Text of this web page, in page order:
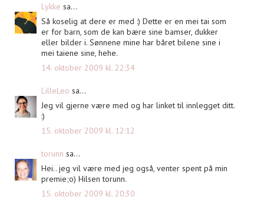
Lykke sa...
Så koselig at dere er med :) Dette er en mei tai som
er for barn, som de kan bære sine bamser, dukker
eller bilder i. Sønnene mine har båret bilene sine i
mei taiene sine, hehe.
14. oktober 2009 kl. 22:34
LilleLeo sa...
Jeg vil gjerne være med og har linket til innlegget ditt.
:)
15. oktober 2009 kl. 12:12
torunn sa...
Hei.. jeg vil være med jeg også, venter spent på min
premie;o) Hilsen torunn.
15. oktober 2009 kl. 20:30